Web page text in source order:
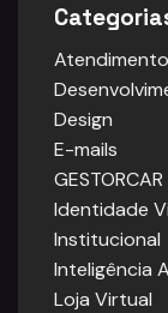
Design
E-mails
GESTORCAR
Identidade
Institucional
Inteligência
Loja Virtual